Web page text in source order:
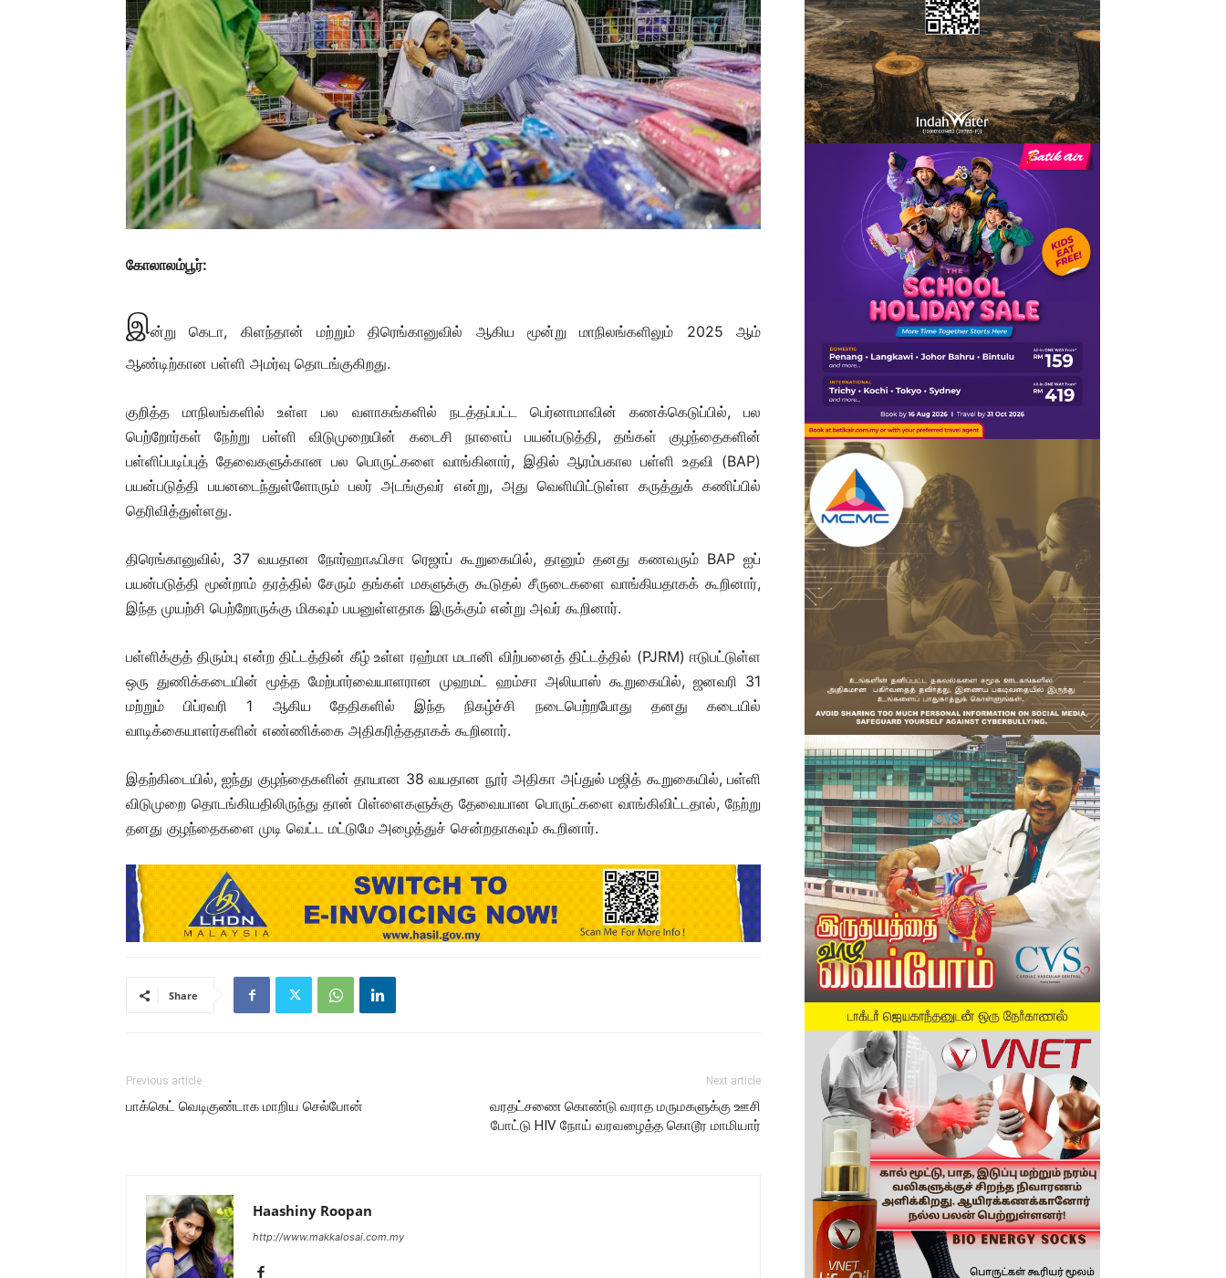
கோலாலம்பூர்:
இன்று கெடா, கிளந்தான் மற்றும் திரெங்கானுவில் ஆகிய மூன்று மாநிலங்களிலும் 2025 ஆம்
ஆண்டிற்கான பள்ளி அமர்வு தொடங்குகிறது.
குறித்த மாநிலங்களில் உள்ள பல வளாகங்களில் நடத்தப்பட்ட பெர்னாமாவின் கணக்கெடுப்பில், பல
பெற்றோர்கள் நேற்று பள்ளி விடுமுறையின் கடைசி நாளைப் பயன்படுத்தி, தங்கள் குழந்தைகளின்
பள்ளிப்படிப்புத் தேவைகளுக்கான பல பொருட்களை வாங்கினார், இதில் ஆரம்பகால பள்ளி உதவி (BAP)
பயன்படுத்தி பயனடைந்துள்ளோரும் பலர் அடங்குவர் என்று, அது வெளியிட்டுள்ள கருத்துக் கணிப்பில்
தெரிவித்துள்ளது.
திரெங்கானுவில், 37 வயதான நோர்ஹாஃபிசா ரெஜாப் கூறுகையில், தானும் தனது கணவரும் BAP ஐப்
பயன்படுத்தி மூன்றாம் தரத்தில் சேரும் தங்கள் மகளுக்கு கூடுதல் சீருடைகளை வாங்கியதாகக் கூறினார்,
இந்த முயற்சி பெற்றோருக்கு மிகவும் பயனுள்ளதாக இருக்கும் என்று அவர் கூறினார்.
பள்ளிக்குத் திரும்பு என்ற திட்டத்தின் கீழ் உள்ள ரஹ்மா மடானி விற்பனைத் திட்டத்தில் (PJRM) ஈடுபட்டுள்ள
ஒரு துணிக்கடையின் மூத்த மேற்பார்வையாளரான முஹமட் ஹம்சா அலியாஸ் கூறுகையில், ஜனவரி 31
மற்றும் பிப்ரவரி 1 ஆகிய தேதிகளில் இந்த நிகழ்ச்சி நடைபெற்றபோது தனது கடையில்
வாடிக்கையாளர்களின் எண்ணிக்கை அதிகரித்ததாகக் கூறினார்.
இதற்கிடையில், ஐந்து குழந்தைகளின் தாயான 38 வயதான நூர் அதிகா அப்துல் மஜித் கூறுகையில், பள்ளி
விடுமுறை தொடங்கியதிலிருந்து தான் பிள்ளைகளுக்கு தேவையான பொருட்களை வாங்கிவிட்டதால், நேற்று
தனது குழந்தைகளை முடி வெட்ட மட்டுமே அழைத்துச் சென்றதாகவும் கூறினார்.
Share
Previous article
பாக்கெட் வெடிகுண்டாக மாறிய செல்போன்
Next article
வரதட்சணை கொண்டு வராத மருமகளுக்கு ஊசி
போட்டு HIV நோய் வரவழைத்த கொடூர மாமியார்
Haashiny Roopan
http://www.makkalosai.com.my